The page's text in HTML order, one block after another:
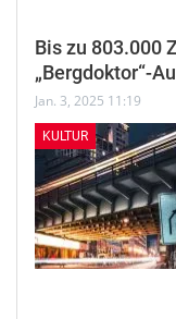
Bis zu 803.000
„Bergdoktor“-
Jan. 3, 2025 11:19
KULTUR